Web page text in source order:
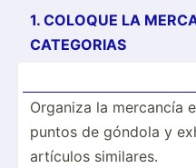
1. COLOQUE LA
CATEGORIAS
Organiza la mercancía
puntos de góndola y
artículos similares.